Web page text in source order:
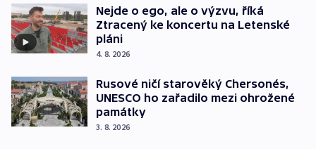
Nejde o ego, ale o výzvu, říká
Ztracený ke koncertu na Letenské
pláni
4. 8. 2026
Rusové ničí starověký Chersonés,
UNESCO ho zařadilo mezi ohrožené
památky
3. 8. 2026